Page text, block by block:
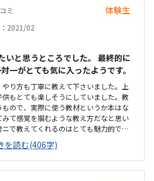
ミ 体験生
2021/02
いと思うところでした。 最終的に
一がとても気に入ったようです。
り方も丁寧に教えて下さいました。上
もとても楽しそうにしていました。教
ので、実際に使う教材というか本はな
て感覚を掴むような教え方だなと思い
で教えてくれるのはとても魅力的でし
すが、駐車場もあり近くにはスーパー
そうです。余計なものはなく本当に少
た雰囲気で出来そうな環境でした。ネ
ましたが、回数や内容の説明を受けて
を読む(406字)